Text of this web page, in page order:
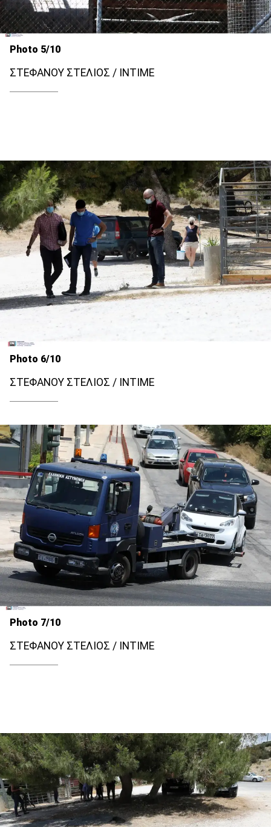
Photo 5/10
ΣΤΕΦΑΝΟΥ ΣΤΕΛΙΟΣ / INTIME
Photo 6/10
ΣΤΕΦΑΝΟΥ ΣΤΕΛΙΟΣ / INTIME
Photo 7/10
ΣΤΕΦΑΝΟΥ ΣΤΕΛΙΟΣ / INTIME